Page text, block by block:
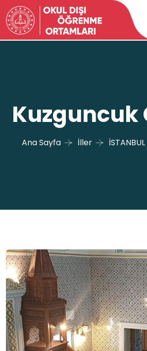
Kuzguncuk
Ana Sayfa İller İSTANBUL